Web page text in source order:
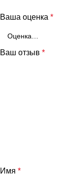
Ваша оценка *
Ваш отзыв *
Имя *